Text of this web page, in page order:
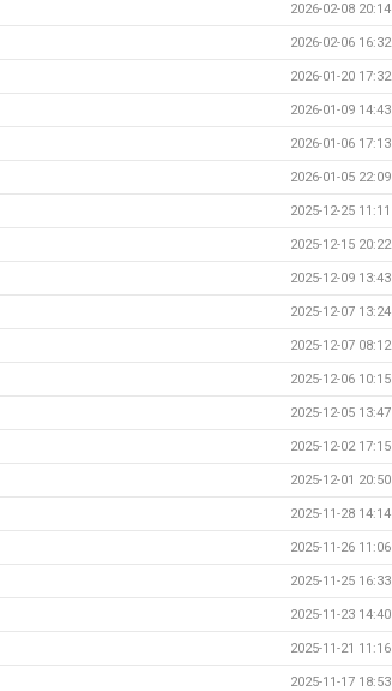
2026-02-08 20:14
2026-02-06 16:32
2026-01-20 17:32
2026-01-09 14:43
2026-01-06 17:13
2026-01-05 22:09
2025-12-25 11:11
2025-12-15 20:22
2025-12-09 13:43
2025-12-07 13:24
2025-12-07 08:12
2025-12-06 10:15
2025-12-05 13:47
2025-12-02 17:15
2025-12-01 20:50
2025-11-28 14:14
2025-11-26 11:06
2025-11-25 16:33
2025-11-23 14:40
2025-11-21 11:16
2025-11-17 18:53